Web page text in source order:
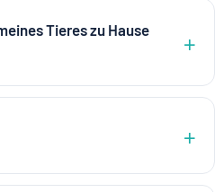
Tieres zu Hause